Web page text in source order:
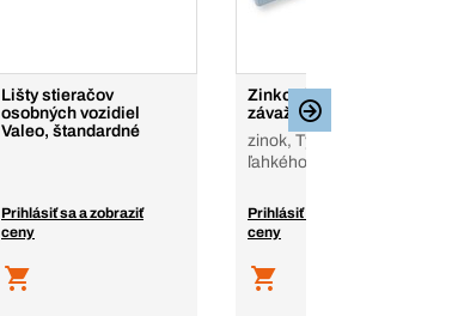
Lišty stieračov
osobných vozidiel
Valeo, štandardné
Prihlásiť sa a zobraziť
ceny
Zinkové vyvažovacie
závažia, typ 666
zinok, Typ 666, ráf z
ľahkého kovu
Prihlásiť sa a zobraziť
ceny